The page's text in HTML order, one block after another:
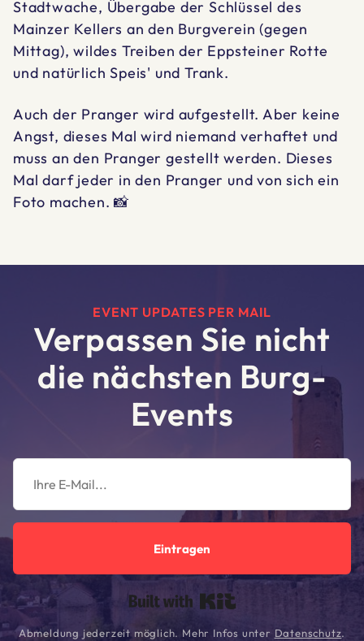
Stadtwache, Übergabe der Schlüssel des
Mainzer Kellers an den Burgverein (gegen
Mittag), wildes Treiben der Eppsteiner Rotte
und natürlich Speis' und Trank.
Auch der Pranger wird aufgestellt. Aber keine
Angst, dieses Mal wird niemand verhaftet und
muss an den Pranger gestellt werden. Dieses
Mal darf jeder in den Pranger und von sich ein
Foto machen. 📸
EVENT UPDATES PER MAIL
Verpassen Sie nicht
die nächsten Burg-
Events
Eintragen
Built with Kit
Abmeldung jederzeit möglich. Mehr Infos unter Datenschutz.